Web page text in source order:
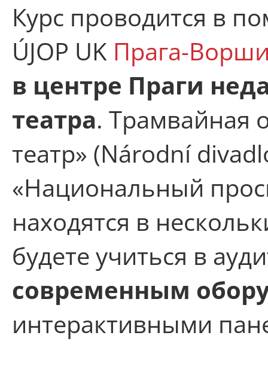
Курс проводится в
ÚJOP UK Прага-
в центре Праги
театра. Трамвайная
театр» (Národní
«Национальный
находятся в
будете учиться в
современным
интерактивными